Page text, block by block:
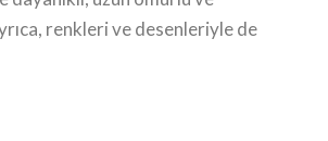
renkleri ve desenleriyle de